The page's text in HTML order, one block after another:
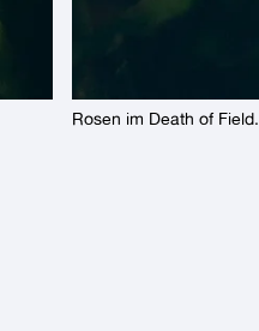
Rosen im Death of Field.